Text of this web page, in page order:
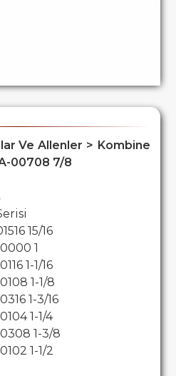
Ve Allenler > Kombine
00708 7/8
15/16
1
1-1/16
1-1/8
1-3/16
1-1/4
1-3/8
1-1/2